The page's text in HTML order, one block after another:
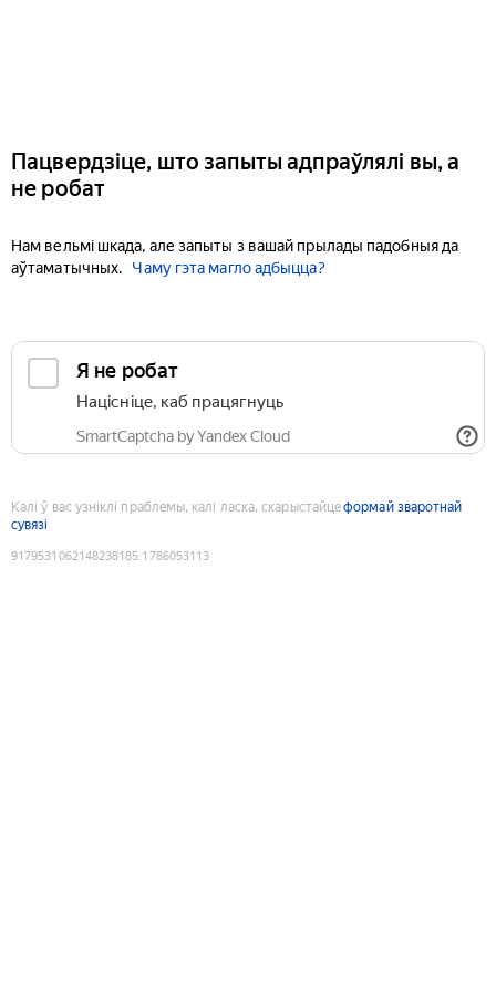
Пацвердзіце, што запыты адпраўлялі вы, а
не робат
Нам вельмі шкада, але запыты з вашай прылады падобныя да
аўтаматычных.
Чаму гэта магло адбыцца?
Я не робат
Націсніце, каб працягнуць
SmartCaptcha by Yandex Cloud
Калі ў вас узніклі праблемы, калі ласка, скарыстайцеформай зваротнай
сувязі
9179531062148238185:1786053113